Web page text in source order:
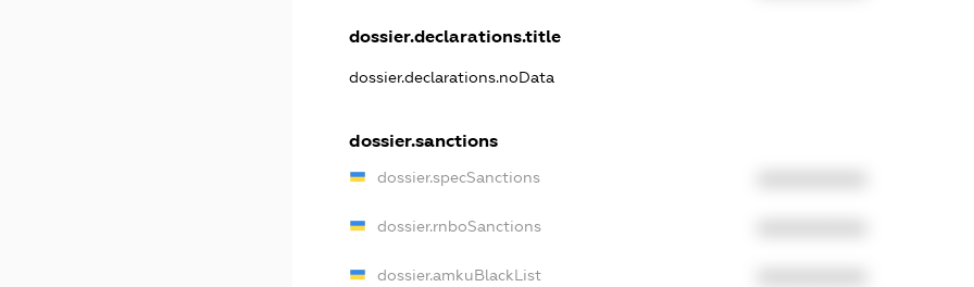
dossier.declarations.title
dossier.declarations.noData
dossier.sanctions
dossier.specSanctions
dossier.rnboSanctions
dossier.amkuBlackList